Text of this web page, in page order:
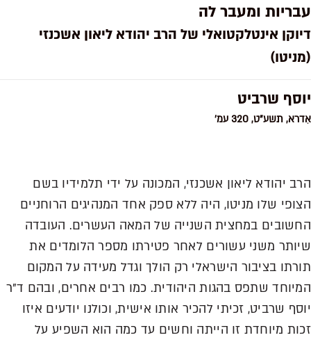
עבריות ומעבר לה
דיוקן אינטלקטואלי של הרב יהודא ליאון אשכנזי
(מניטו)
יוסף שרביט
אִדרא, תשע"ט, 320 עמ'
הרב יהודא ליאון אשכנזי, המכונה על ידי תלמידיו בשם
הצופי שלו מניטו, היה ללא ספק אחד המנהיגים הרוחניים
החשובים במחצית השנייה של המאה העשרים. העובדה
שיותר משני עשורים לאחר פטירתו מספר הלומדים את
תורתו בציבור הישראלי רק הולך וגדל מעידה על המקום
המיוחד שתפס בהגות היהודית. כמו רבים אחרים, ובהם ד"ר
יוסף שרביט, זכיתי להכיר אותו אישית, וכולנו יודעים איזו
זכות מיוחדת זו הייתה וחשים עד כמה הוא השפיע על